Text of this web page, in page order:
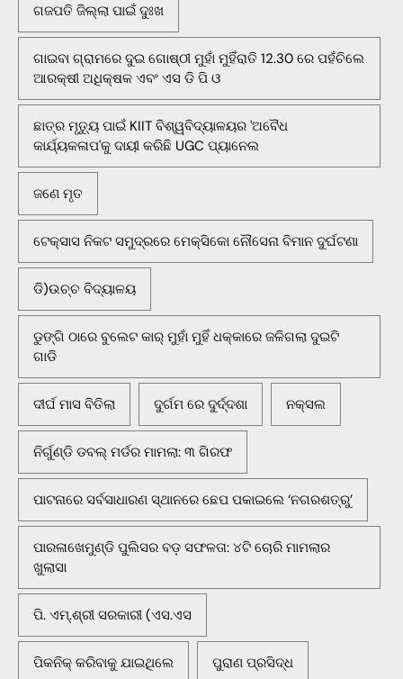
ଗଜପତି ଜିଲ୍ଲା ପାଇଁ ଦୁଃଖ
ଗାଇବା ଗ୍ରାମରେ ଦୁଇ ଗୋଷ୍ଠୀ ମୁହାଁ ମୁହିଁରାତି 12.30 ରେ ପହଁଚିଲେ
ଆରକ୍ଷୀ ଅଧିକ୍ଷକ ଏବଂ ଏସ ଡି ପି ଓ
ଛାତ୍ର ମୃତ୍ୟୁ ପାଇଁ KIIT ବିଶ୍ୱବିଦ୍ୟାଳୟର 'ଅବୈଧ
କାର୍ଯ୍ୟକଳାପ'କୁ ଦାୟୀ କରିଛି UGC ପ୍ୟାନେଲ
ଜଣେ ମୃତ
ଟେକ୍ସାସ ନିକଟ ସମୁଦ୍ରରେ ମେକ୍ସିକୋ ନୌସେନା ବିମାନ ଦୁର୍ଘଟଣା
ଡି)ଉଚ୍ଚ ବିଦ୍ୟାଳୟ
ଡୁଙ୍ଗି ଠାରେ ବୁଲେଟ କାର୍ ମୁହାଁ ମୁହିଁ ଧକ୍କାରେ ଜଳିଗଲା ଦୁଇଟି
ଗାଡି
ଦୀର୍ଘ ମାସ ବିତିଲା ଦୁର୍ଗମ ରେ ଦୁର୍ଦ୍ଦଶା ନକ୍ସଲ
ନିର୍ଗୁଣ୍ଡି ଡବଲ୍ ମର୍ଡର ମାମଲା: ୩ ଗିରଫ
ପାଟନାରେ ସର୍ବସାଧାରଣ ସ୍ଥାନରେ ଛେପ ପକାଇଲେ ‘ନଗରଶତ୍ରୁ’
ପାରଳାଖେମୁଣ୍ଡି ପୁଲିସର ବଡ଼ ସଫଳତା: ୪ଟି ଚୋରି ମାମଲାର
ଖୁଲାସା
ପି. ଏମ୍.ଶ୍ରୀ ସରକାରୀ (ଏସ.ଏସ
ପିକନିକ୍‌ କରିବାକୁ ଯାଇଥିଲେ ପୁରାଣ ପ୍ରସିଦ୍ଧ